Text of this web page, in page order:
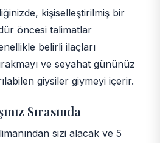
kişiselleştirilmiş bir
öncesi talimatlar
belirli ilaçları
ve seyahat gününüz
giysiler giymeyi içerir.
Sırasında
sizi alacak ve 5